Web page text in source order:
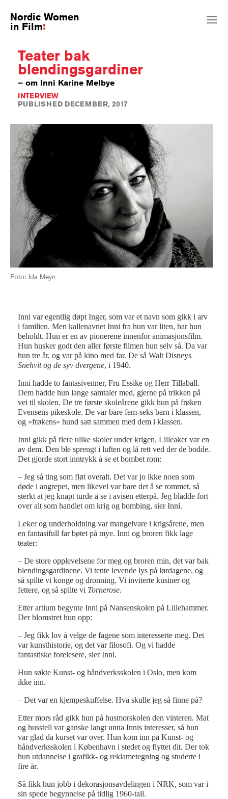
Nordic Women
in Film
Teater bak
blendingsgardiner
– om Inni Karine Melbye
INTERVIEW
PUBLISHED DECEMBER, 2017
Foto: Ida Meyn
Inni var egentlig døpt Inger, som var et navn som gikk i arv
i familien. Men kallenavnet Inni fra hun var liten, har hun
beholdt. Hun er en av pionerene innenfor animasjonsfilm.
Hun husker godt den aller første filmen hun selv så. Da var
hun tre år, og var på kino med far. De så Walt Disneys
Snehvit og de syv dvergene, i 1940.
Inni hadde to fantasivenner, Fru Essike og Herr Tillaball.
Dem hadde hun lange samtaler med, gjerne på trikken på
vei til skolen. De tre første skoleårene gikk hun på frøken
Evensens pikeskole. De var bare fem-seks barn i klassen,
og «frøkens» hund satt sammen med dem i klassen.
Inni gikk på flere ulike skoler under krigen. Lilleaker var en
av dem. Den ble sprengt i luften og lå rett ved der de bodde.
Det gjorde stort inntrykk å se et bombet rom:
– Jeg så ting som fløt overalt. Det var jo ikke noen som
døde i angrepet, men likevel var bare det å se rommet, så
sterkt at jeg knapt turde å se i avisen etterpå. Jeg bladde fort
over alt som handlet om krig og bombing, sier Inni.
Leker og underholdning var mangelvare i krigsårene, men
en fantasifull far bøtet på mye. Inni og broren fikk lage
teater:
– De store opplevelsene for meg og broren min, det var bak
blendingsgardinene. Vi tente levende lys på lørdagene, og
så spilte vi konge og dronning. Vi inviterte kusiner og
fettere, og så spilte vi Tornerose.
Etter artium begynte Inni på Nansenskolen på Lillehammer.
Der blomstret hun opp:
– Jeg fikk lov å velge de fagene som interesserte meg. Det
var kunsthistorie, og det var filosofi. Og vi hadde
fantastiske forelesere, sier Inni.
Hun søkte Kunst- og håndverksskolen i Oslo, men kom
ikke inn.
– Det var en kjempeskuffelse. Hva skulle jeg så finne på?
Etter mors råd gikk hun på husmorskolen den vinteren. Mat
og husstell var ganske langt unna Innis interesser, så hun
var glad da kurset var over. Hun kom inn på Kunst- og
håndverksskolen i København i stedet og flyttet dit. Der tok
hun utdannelse i grafikk- og reklametegning og studerte i
fire år.
Så fikk hun jobb i dekorasjonsavdelingen i NRK, som var i
sin spede begynnelse på tidlig 1960-tall.